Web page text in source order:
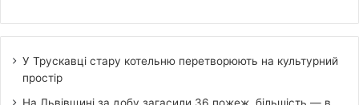
У Трускавці стару котельню перетворюють на культурний
простір
На Львівщині за добу загасили 36 пожеж, більшість — в